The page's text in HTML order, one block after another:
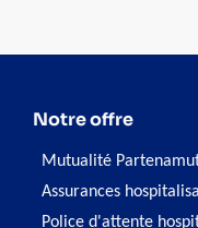
Notre offre
Mutualité
Assurances
Police d'attente